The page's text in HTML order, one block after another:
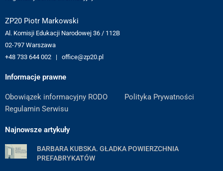
ZP20 Piotr Markowski
Al. Komisji Edukacji Narodowej 36 / 112B
02-797 Warszawa
+48 733 644 002 | office@zp20.pl
Informacje prawne
Obowiązek informacyjny RODO
Polityka Prywatności
Regulamin Serwisu
Najnowsze artykuły
BARBARA KUBSKA. GŁADKA POWIERZCHNIA
PREFABRYKATÓW